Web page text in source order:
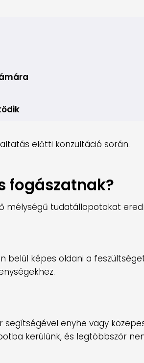
előtti konzultáció során.
fogászatnak?
mélységű tudatállapotokat
belül képes oldani a
enyhe vagy
kerülünk, és legtöbbször